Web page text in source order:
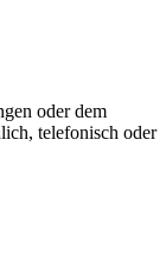
oder dem
telefonisch oder